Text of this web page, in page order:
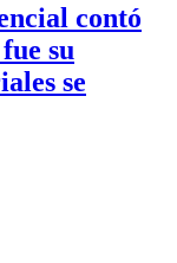
contó
su
se